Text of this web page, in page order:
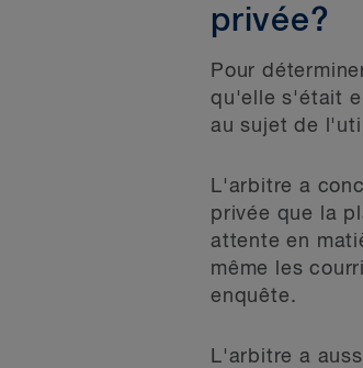
privée?
Pour
qu'elle s'était
au sujet de
L'arbitre a
privée que la
attente en
même les
enquête.
L'arbitre a